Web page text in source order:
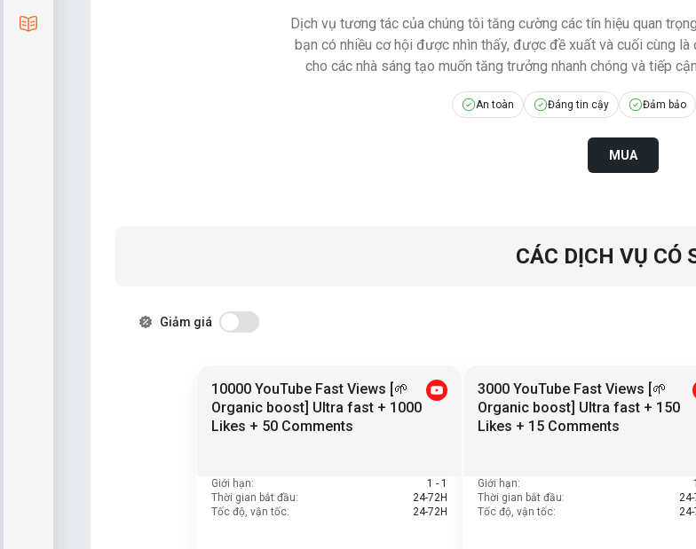
Dịch vụ tương tác của chúng tôi tăng cường các tín hiệu quan
bạn có nhiều cơ hội được nhìn thấy, được đề xuất và cuối cùng
cho các nhà sáng tạo muốn tăng trưởng nhanh chóng và tiếp
An toàn Đáng tin cậy Đảm bảo
MUA
CÁC DỊCH VỤ CÓ
Giảm giá
10000 YouTube Fast Views [🌱
Organic boost] Ultra fast + 1000
Likes + 50 Comments
Giới hạn:
1 - 1
Thời gian bắt đầu:
24-72H
Tốc độ, vận tốc:
24-72H
3000 YouTube Fast Views [🌱
Organic boost] Ultra fast + 150
Likes + 15 Comments
Giới hạn:
Thời gian bắt đầu:
24-
Tốc độ, vận tốc:
24-